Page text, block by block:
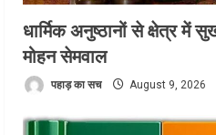
धार्मिक अनुष्ठानों से क्षेत्र में
मोहन सेमवाल
पहाड़ का सच August 9, 2026